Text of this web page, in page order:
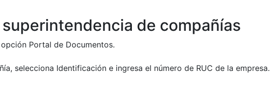
de compañías
Portal de Documentos.
selecciona Identificación e ingresa el número de RUC de la empresa.